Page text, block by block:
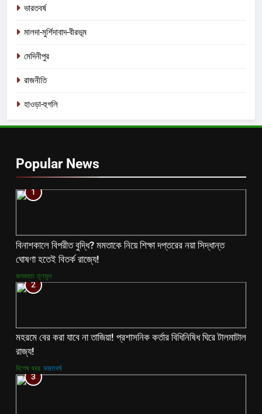
ভারতবর্ষ
মালদা-মুর্শিদাবাদ-বীরভূম
মেদিনীপুর
রাজনীতি
হাওড়া-হুগলি
Popular News
1
বিনাশকালে বিপরীত বুদ্ধি? মমতাকে নিয়ে শিক্ষা দপ্তরের নয়া সিদ্ধান্ত
ঘোষণা হতেই বিতর্ক রাজ্যে!
কলকাতা তৃণমূল
2
মহরমে বের করা যাবে না তাজিয়া! প্রশাসনিক কর্তার বিধিনিষিধ ঘিরে টালমাটাল
রাজ্য!
বিশেষ খবর ভারতবর্ষ
3